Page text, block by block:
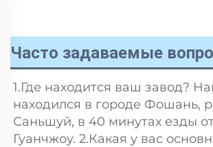
Часто задаваемые
1.Где находится ваш завод?
находился в городе Фошань,
Саньшуй, в 40 минутах езды
Гуанчжоу. 2.Какая у вас